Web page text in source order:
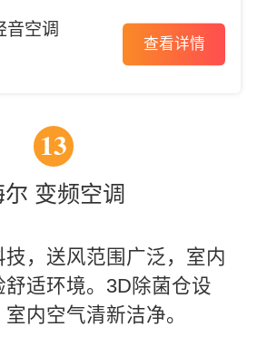
音空调
查看详情
13
尔 变频空调
，送风范围广泛，室内
适环境。3D除菌仓设
内空气清新洁净。